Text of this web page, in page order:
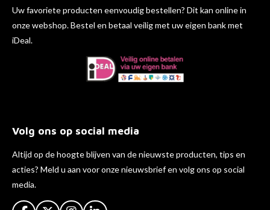
Uw favoriete producten eenvoudig bestellen? Dit kan online in
onze webshop. Bestel en betaal veilig met uw eigen bank met
iDeal.
Volg ons op social media
Altijd op de hoogte blijven van de nieuwste producten, tips en
acties? Meld u aan voor onze nieuwsbrief en volg ons op social
media.